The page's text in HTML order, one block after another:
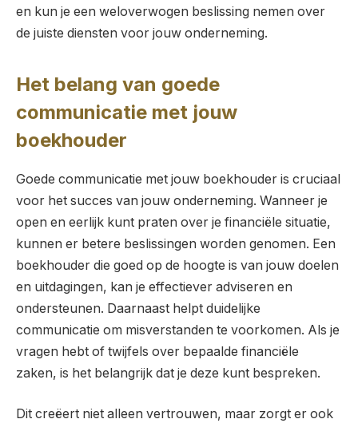
en kun je een weloverwogen beslissing nemen over
de juiste diensten voor jouw onderneming.
Het belang van goede
communicatie met jouw
boekhouder
Goede communicatie met jouw boekhouder is cruciaal
voor het succes van jouw onderneming. Wanneer je
open en eerlijk kunt praten over je financiële situatie,
kunnen er betere beslissingen worden genomen. Een
boekhouder die goed op de hoogte is van jouw doelen
en uitdagingen, kan je effectiever adviseren en
ondersteunen. Daarnaast helpt duidelijke
communicatie om misverstanden te voorkomen. Als je
vragen hebt of twijfels over bepaalde financiële
zaken, is het belangrijk dat je deze kunt bespreken.
Dit creëert niet alleen vertrouwen, maar zorgt er ook